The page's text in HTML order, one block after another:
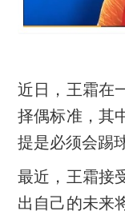
近日，王霜在
择偶标准，其
提是必须会踢
最近，王霜接
出自己的未来